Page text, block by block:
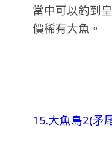
當中可以釣到
價稀有大魚。
15.大魚島2(矛